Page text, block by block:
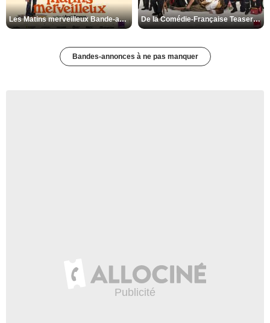
Les Matins merveilleux Bande-annonce VF De la Comédie-Française Teaser VF
Bandes-annonces à ne pas manquer